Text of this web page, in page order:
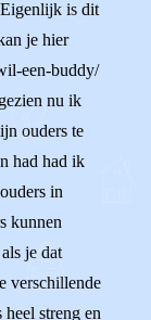
is dit
je hier
een-buddy/
nu ik
ouders te
had had ik
in
kunnen
je dat
verschillende
streng en